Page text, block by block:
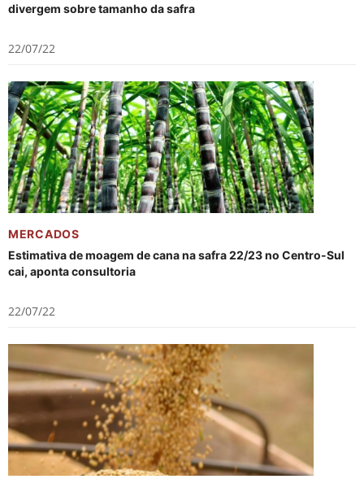
divergem sobre tamanho da safra
22/07/22
MERCADOS
Estimativa de moagem de cana na safra 22/23 no Centro-Sul
cai, aponta consultoria
22/07/22